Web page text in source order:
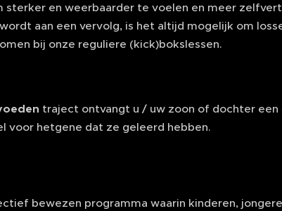
sterker en weerbaarder te voelen en meer
aan een vervolg, is het altijd mogelijk om
bij onze reguliere (kick)bokslessen.
traject ontvangt u / uw zoon of dochter
voor hetgene dat ze geleerd hebben.
bewezen programma waarin kinderen,